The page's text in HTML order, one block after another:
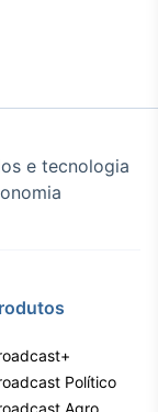
e tecnologia
Político
Agro